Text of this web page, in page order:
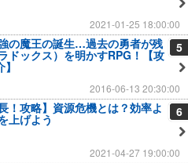
2021-01-25 18:00:00
5
の魔王の誕生…過去の勇者が残
ドックス）を明かすRPG！【攻
2016-06-13 20:30:00
6
！攻略】資源危機とは？効率よ
上げよう
2021-04-27 19:00:00